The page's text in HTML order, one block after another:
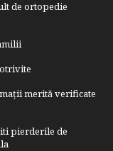
de ortopedie
merită verificate
pierderile de